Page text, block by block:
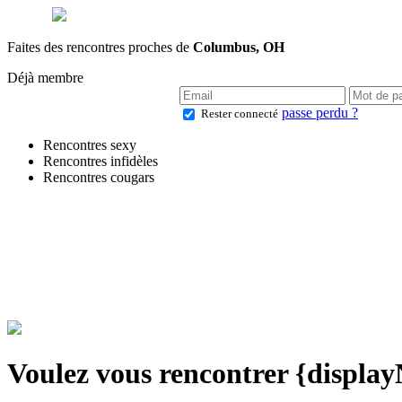
Faites des rencontres proches de Columbus, OH
Déjà membre
Rester connecté passe perdu ?
Rencontres sexy
Rencontres infidèles
Rencontres cougars
Voulez vous rencontrer